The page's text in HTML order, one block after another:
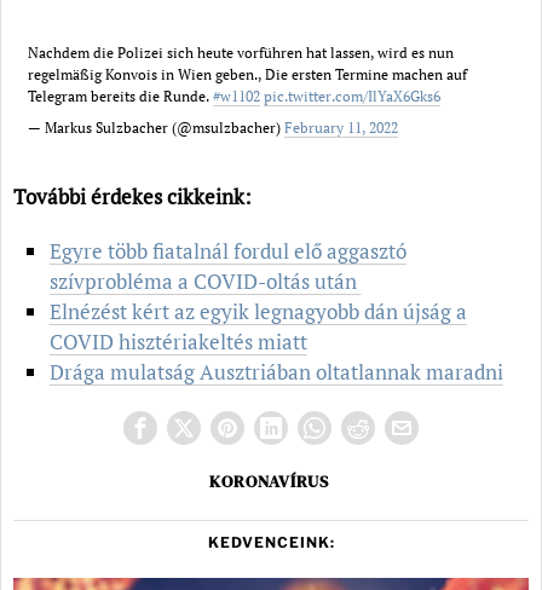
Nachdem die Polizei sich heute vorführen hat lassen, wird es nun
regelmäßig Konvois in Wien geben., Die ersten Termine machen auf
Telegram bereits die Runde. #w1102 pic.twitter.com/IlYaX6Gks6
— Markus Sulzbacher (@msulzbacher) February 11, 2022
További érdekes cikkeink:
Egyre több fiatalnál fordul elő aggasztó
szívprobléma a COVID-oltás után
Elnézést kért az egyik legnagyobb dán újság a
COVID hisztériakeltés miatt
Drága mulatság Ausztriában oltatlannak maradni
KORONAVÍRUS
KEDVENCEINK: